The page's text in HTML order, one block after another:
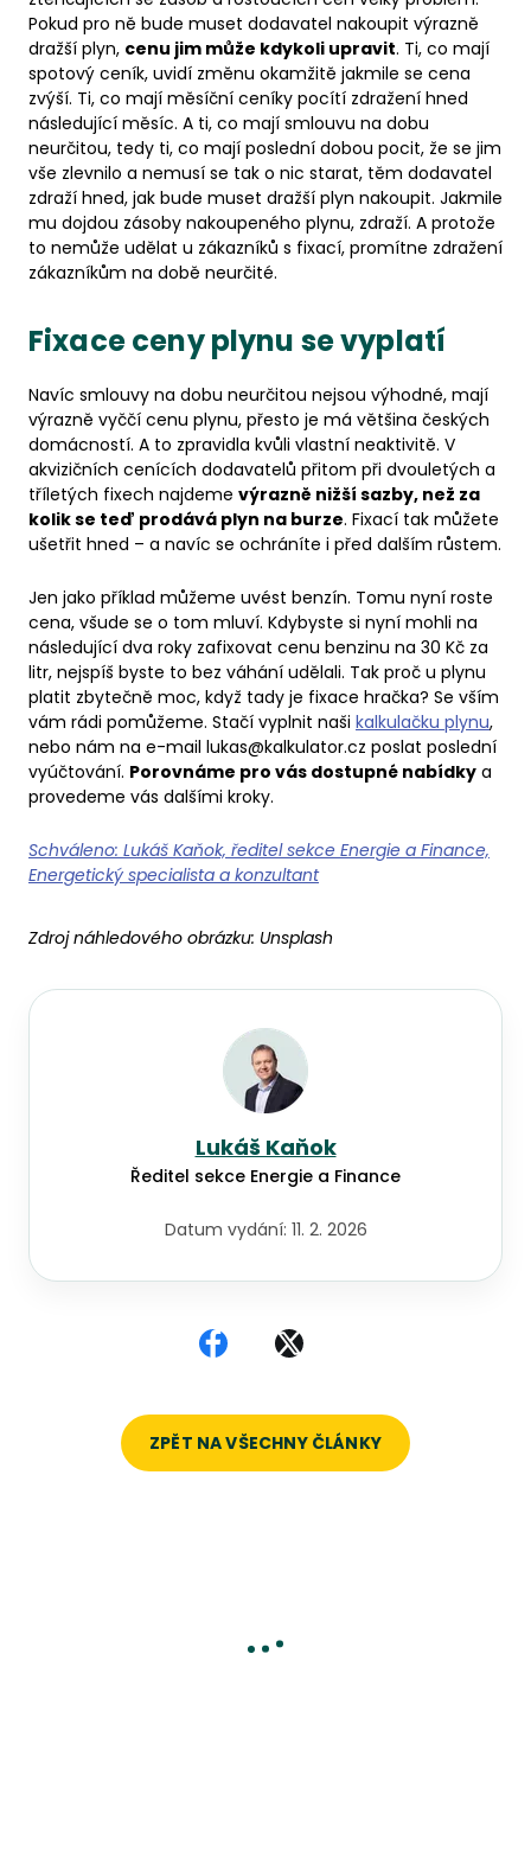
Pokud pro ně bude muset dodavatel nakoupit výrazně
dražší plyn, cenu jim může kdykoli upravit. Ti, co mají
spotový ceník, uvidí změnu okamžitě jakmile se cena
zvýší. Ti, co mají měsíční ceníky pocítí zdražení hned
následující měsíc. A ti, co mají smlouvu na dobu
neurčitou, tedy ti, co mají poslední dobou pocit, že se jim
vše zlevnilo a nemusí se tak o nic starat, těm dodavatel
zdraží hned, jak bude muset dražší plyn nakoupit. Jakmile
mu dojdou zásoby nakoupeného plynu, zdraží. A protože
to nemůže udělat u zákazníků s fixací, promítne zdražení
zákazníkům na době neurčité.
Fixace ceny plynu se vyplatí
Navíc smlouvy na dobu neurčitou nejsou výhodné, mají
výrazně vyččí cenu plynu, přesto je má většina českých
domácností. A to zpravidla kvůli vlastní neaktivitě. V
akvizičních cenících dodavatelů přitom při dvouletých a
tříletých fixech najdeme výrazně nižší sazby, než za
kolik se teď prodává plyn na burze. Fixací tak můžete
ušetřit hned – a navíc se ochráníte i před dalším růstem.
Jen jako příklad můžeme uvést benzín. Tomu nyní roste
cena, všude se o tom mluví. Kdybyste si nyní mohli na
následující dva roky zafixovat cenu benzinu na 30 Kč za
litr, nejspíš byste to bez váhání udělali. Tak proč u plynu
platit zbytečně moc, když tady je fixace hračka? Se vším
vám rádi pomůžeme. Stačí vyplnit naši kalkulačku plynu,
nebo nám na e-mail lukas@kalkulator.cz poslat poslední
vyúčtování. Porovnáme pro vás dostupné nabídky a
provedeme vás dalšími kroky.
Schváleno: Lukáš Kaňok, ředitel sekce Energie a Finance,
Energetický specialista a konzultant
Zdroj náhledového obrázku: Unsplash
Lukáš Kaňok
Ředitel sekce Energie a Finance
Datum vydání: 11. 2. 2026
Sdílet na Facebooku
Sdílet na X
ZPĚT NA VŠECHNY ČLÁNKY